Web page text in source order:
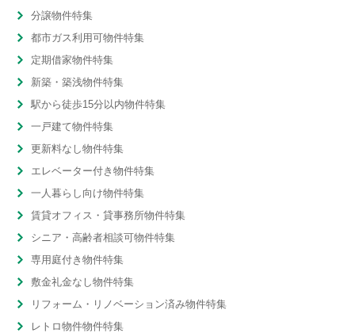
分譲物件特集
都市ガス利用可物件特集
定期借家物件特集
新築・築浅物件特集
駅から徒歩15分以内物件特集
一戸建て物件特集
更新料なし物件特集
エレベーター付き物件特集
一人暮らし向け物件特集
賃貸オフィス・貸事務所物件特集
シニア・高齢者相談可物件特集
専用庭付き物件特集
敷金礼金なし物件特集
リフォーム・リノベーション済み物件特集
レトロ物件物件特集